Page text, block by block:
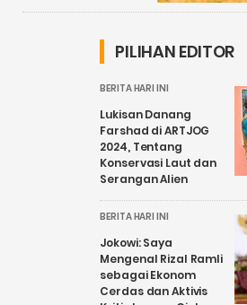
PILIHAN EDITOR
BERITA HARI INI
Lukisan Danang
Farshad di ARTJOG
2024, Tentang
Konservasi Laut dan
Serangan Alien
BERITA HARI INI
Jokowi: Saya
Mengenal Rizal Ramli
sebagai Ekonom
Cerdas dan Aktivis